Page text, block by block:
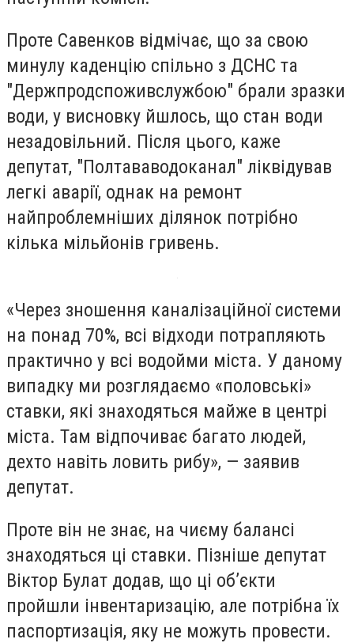
Проте Савенков відмічає, що за свою
минулу каденцію спільно з ДСНС та
"Держпродспоживслужбою" брали зразки
води, у висновку йшлось, що стан води
незадовільний. Після цього, каже
депутат, "Полтававодоканал" ліквідував
легкі аварії, однак на ремонт
найпроблемніших ділянок потрібно
кілька мільйонів гривень.
«Через зношення каналізаційної системи
на понад 70%, всі відходи потрапляють
практично у всі водойми міста. У даному
випадку ми розглядаємо «половські»
ставки, які знаходяться майже в центрі
міста. Там відпочиває багато людей,
дехто навіть ловить рибу», — заявив
депутат.
Проте він не знає, на чиєму балансі
знаходяться ці ставки. Пізніше депутат
Віктор Булат додав, що ці об’єкти
пройшли інвентаризацію, але потрібна їх
паспортизація, яку не можуть провести.